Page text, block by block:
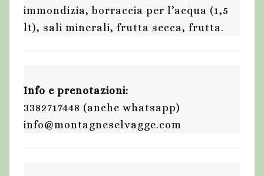
immondizia, borraccia per l’acqua (1,5
lt), sali minerali, frutta secca, frutta.
Info e prenotazioni:
3382717448 (anche whatsapp)
info@montagneselvagge.com